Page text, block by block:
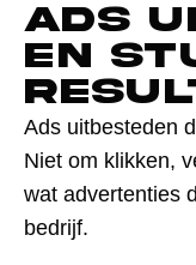
Ads
en
Ads uitbesteden
Niet om klikken,
wat advertenties
bedrijf.